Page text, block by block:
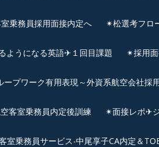
乗務員採用面接内定へ ✴︎松選考フロ
ようになる英語✈１回目課題 ✴︎採用
ープワーク有用表現～外資系航空会社
客室乗務員内定後訓練 ✴︎面接レポ✈
室乗務員サービス-中尾享子CA内定＆